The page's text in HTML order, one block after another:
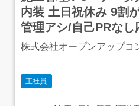
内装 土日祝休み 9割
管理アシ/自己PRなし
株式会社オープンアップコ
正社員